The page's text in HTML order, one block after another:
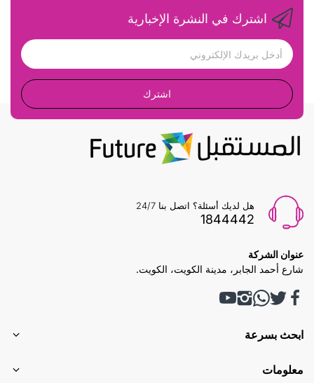
اشترك في النشرة الإخبارية
اشترك
هل لديك أسئلة؟ اتصل بنا 24/7
1844442
عنوان الشركة
شارع أحمد الجابر، مدينة الكويت، الكويت.
ابحث بسرعة
معلومات